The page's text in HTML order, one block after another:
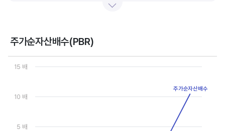
- 매수 검토 : 주당순이익 증가, 주가 상승
- 매도 검토 : 주당순이익 감소, 주가 횡보 또는 하락
주당순이익이 증가해도 시장 전체적인 악재로 주가가 급락하면 좋은 매수 기회가 됩니다.
주가수익배수(PER) 차트와 함께 분석하면 더 유용합니다.
주가순자산배수(PBR)
Chart
Line chart with 7 data points.
The chart has 1 Y axis displaying values. Data ranges from 0
5 배
10 배
15 배
주가순자산배수